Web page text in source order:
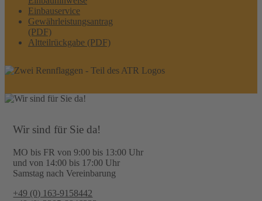
Einbauservice
Gewährleistungsantrag
(PDF)
Altteilrückgabe (PDF)
Wir sind für Sie da!
MO bis FR von 9:00 bis 13:00 Uhr
und von 14:00 bis 17:00 Uhr
Samstag nach Vereinbarung
+49 (0) 163-9158442